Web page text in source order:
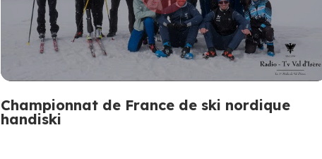
Championnat de France de ski nordique
handiski